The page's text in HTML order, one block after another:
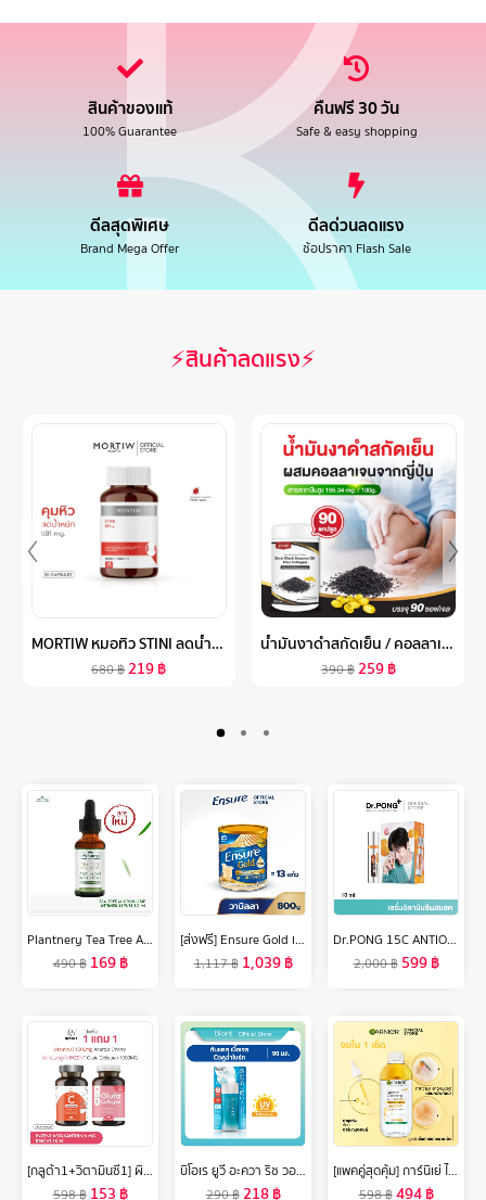
สินค้าของแท้
100% Guarantee
คืนฟรี 30 วัน
Safe & easy shopping
ดีลสุดพิเศษ
Brand Mega Offer
ดีลด่วนลดแรง
ช้อปราคา Flash Sale
⚡สินค้าลดแรง⚡
MORTIW หมอทิว STINI ลดน้ำหนัก คุมหิว เผาผลาญไขมัน ควบคุมน้ำหนัก บล็อกแป้งน้ำตาล เอสทีนี่ 30 แคปซูล 681 MG.
680฿219฿
น้ำมันงาดำสกัดเย็น / คอลลาเจนไตรเปปไทด์ (90 ซอฟเจล) แคปซูล น้ำมันงาดำ คอลลาเจน (น้ำมันสกัดเย็น) น้ำมันงาดำ ZENJI เซนจิ
390฿259฿
Plantnery Tea Tree Acne Microbiome Intense Serum 30 ml
490฿ 169฿
[ส่งฟรี] Ensure Gold เอนชัวร์ โกลด์ กลิ่นวานิลลา 800g 1 กระป๋อง Ensure Gold Vanilla 800g x1
1,117฿ 1,039฿
Dr.PONG 15C ANTIOXIDANT VITAMIN C SHAKE SHAKE SERUM เซรั่มวิตามินซีผสมสด บำรุงผิวใส
2,000฿ 599฿
[กลูต้า1+วิตามินซี1] ผิวเนียน+ป้องกันUV เสริมภูมิ ดูแลผิว ปรับผิวกระจ่างใส ผิว ใส อินเซ้นส์ INZENT ส่งฟรี
598฿ 153 ฿
บิโอเร ยูวี อะควา ริช วอเตอร์รี่ เจล 90มล Biore UV Aqua Rich Watery Gel SPF50+ PA++++ 90ml เนื้อเจล
290฿218฿
[แพคคู่สุดคุ้ม] การ์นิเย่ ไมเซล่า ออยล์-อินฟิวส์ คลีนซิ่ง วอเตอร์ 400มล Garnier Micellar Oil Infused Cleansing Water 400ml x2 ล้างเครื่องสำอาง
598฿494฿